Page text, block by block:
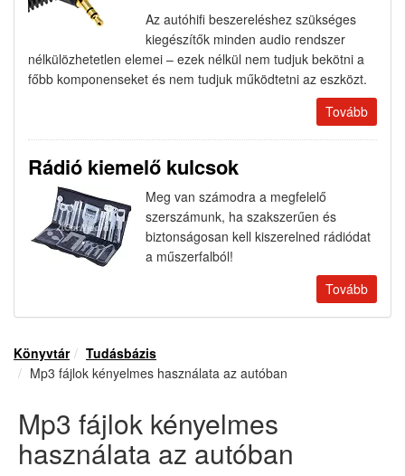
Az autóhifi beszereléshez szükséges
kiegészítők minden audio rendszer
nélkülözhetetlen elemei – ezek nélkül nem tudjuk bekötni a
főbb komponenseket és nem tudjuk működtetni az eszközt.
Tovább
Rádió kiemelő kulcsok
Meg van számodra a megfelelő
szerszámunk, ha szakszerűen és
biztonságosan kell kiszerelned rádiódat
a műszerfalból!
Tovább
Könyvtár
Tudásbázis
Mp3 fájlok kényelmes használata az autóban
Mp3 fájlok kényelmes
használata az autóban